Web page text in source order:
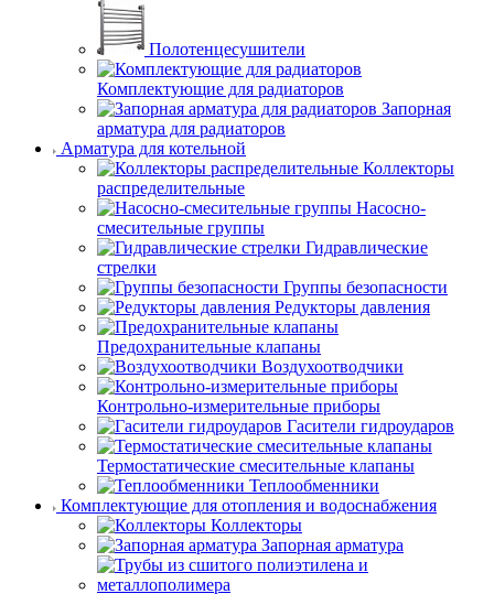
Полотенцесушители
Комплектующие для радиаторов
Запорная
арматура для радиаторов
Арматура для котельной
Коллекторы
распределительные
Насосно-
смесительные группы
Гидравлические
стрелки
Группы безопасности
Редукторы давления
Предохранительные клапаны
Воздухоотводчики
Контрольно-измерительные приборы
Гасители гидроударов
Термостатические смесительные клапаны
Теплообменники
Комплектующие для отопления и водоснабжения
Коллекторы
Запорная арматура